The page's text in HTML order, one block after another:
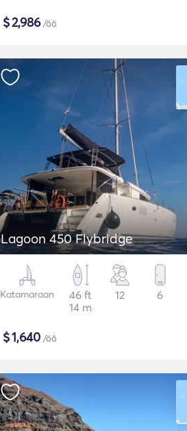
$2,986/öö
Lagoon 450 Flybridge
Katamaraan
46 ft
14 m
12 6
$1,640 /öö